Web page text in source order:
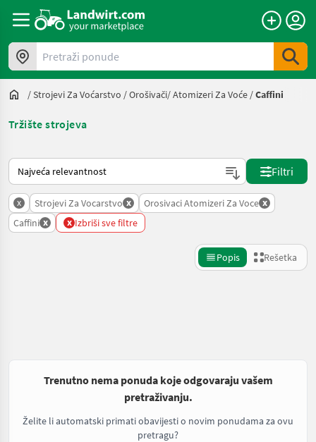
Pretraži ponude
/Strojevi Za Voćarstvo /Orošivači/ Atomizeri Za Voće /Caffini
Tržište strojeva
Tako se sortira na Landwirt.com
Filtri
x Strojevi Za Vocarstvo x Orosivaci Atomizeri Za Voce x
Caffini x x Izbriši sve filtre
Popis Rešetka
Trenutno nema ponuda koje odgovaraju vašem
pretraživanju.
Želite li automatski primati obavijesti o novim ponudama za ovu
pretragu?